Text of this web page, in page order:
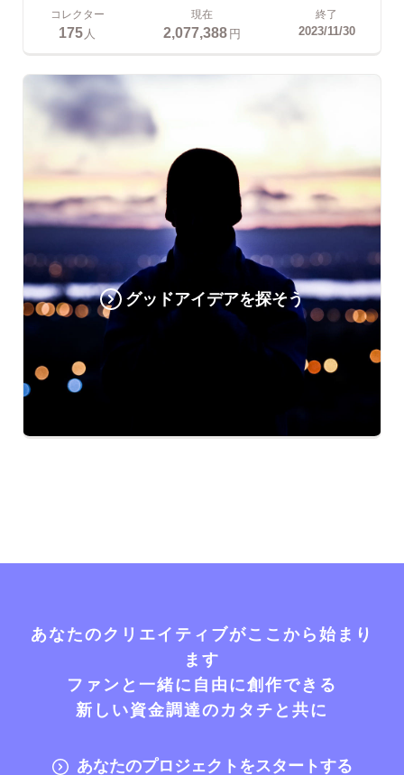
コレクター
175人
現在
2,077,388円
終了
2023/11/30
グッドアイデアを探そう
あなたのクリエイティブがここから始まり
ます
ファンと一緒に自由に創作できる
新しい資金調達のカタチと共に
あなたのプロジェクトをスタートする